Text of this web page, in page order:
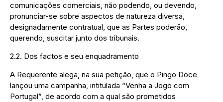
comunicações comerciais, não podendo, ou devendo,
pronunciar-se sobre aspectos de natureza diversa,
designadamente contratual, que as Partes poderão,
querendo, suscitar junto dos tribunais.
2.2. Dos factos e seu enquadramento
A Requerente alega, na sua petição, que o Pingo Doce
lançou uma campanha, intitulada “Venha a Jogo com
Portugal”, de acordo com a qual são prometidos